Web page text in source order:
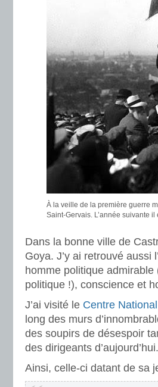
À la veille de la première guerre
Saint-Gervais. L’année suivante
Dans la bonne ville de
Goya. J’y ai retrouvé aussi
homme politique
politique !), conscience et
J’ai visité le Centre
long des murs
des soupirs de désespoir
des dirigeants d’aujourd’hui.
Ainsi, celle-ci datant de sa